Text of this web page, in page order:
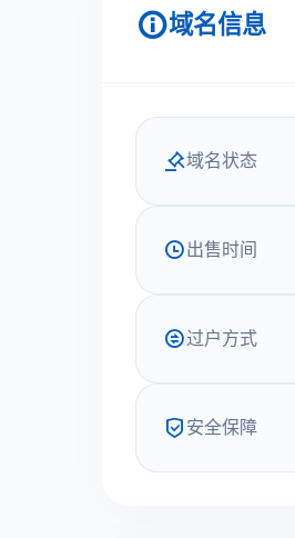
域名信息
域名状态
出售时间
过户方式
安全保障